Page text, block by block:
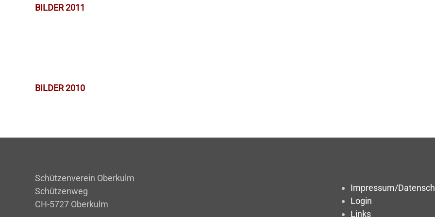
BILDER 2011
BILDER 2010
Schützenverein Oberkulm
Schützenweg
CH-5727 Oberkulm
Impressum/
Login
Links